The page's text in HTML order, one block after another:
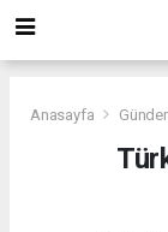
Anasayfa